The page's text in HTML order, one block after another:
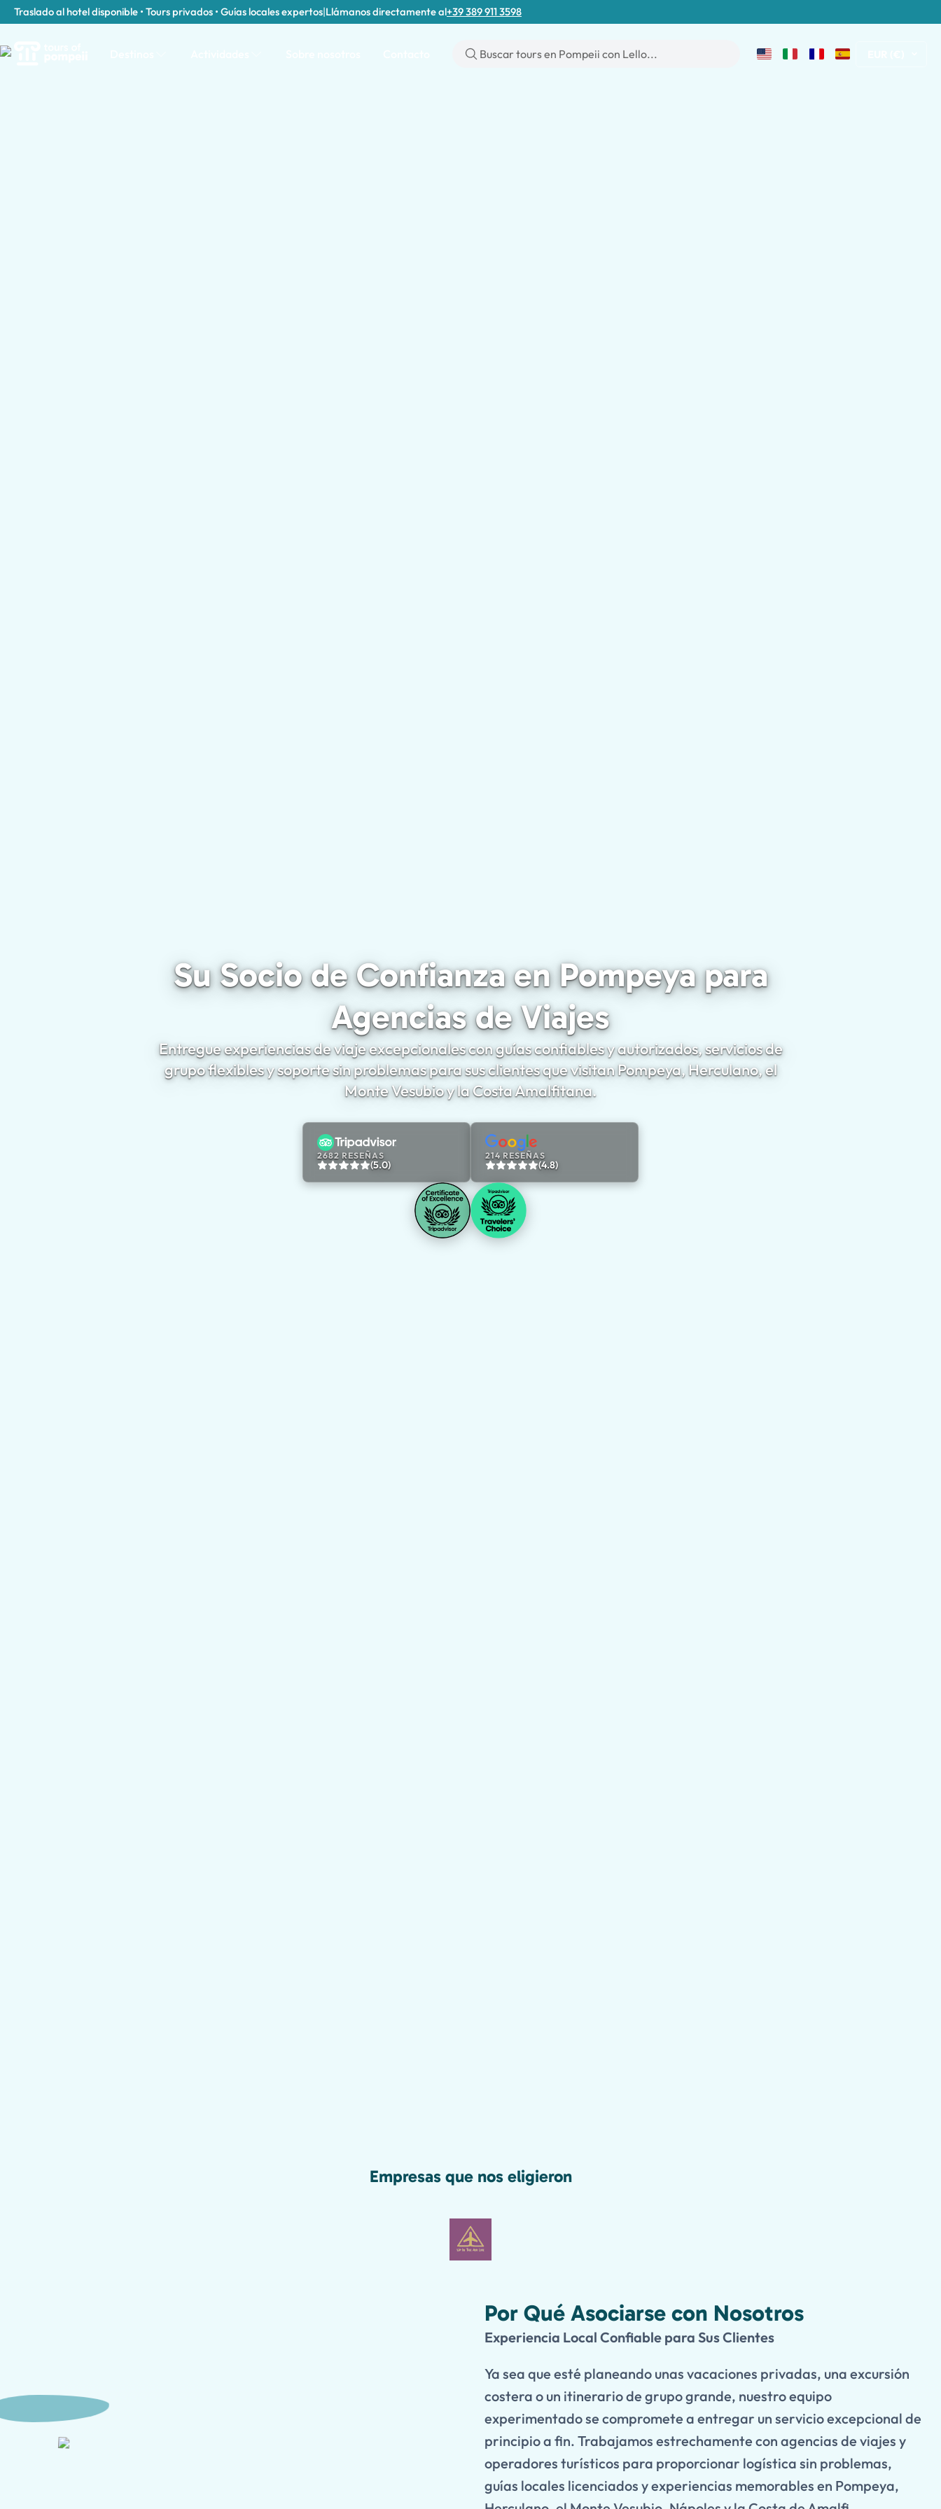
Traslado al hotel disponible • Tours privados • Guías locales expertos|Llámanos directamente al+39 389 911 3598
Su Socio de Confianza en Pompeya para
Agencias de Viajes
Entregue experiencias de viaje excepcionales con guías confiables y autorizados, servicios de
grupo flexibles y soporte sin problemas para sus clientes que visitan Pompeya, Herculano, el
Monte Vesubio y la Costa Amalfitana.
2682 RESEÑAS
(5.0)
214 RESEÑAS
(4.8)
Empresas que nos eligieron
Por Qué Asociarse con Nosotros
Experiencia Local Confiable para Sus Clientes
Ya sea que esté planeando unas vacaciones privadas, una excursión
costera o un itinerario de grupo grande, nuestro equipo
experimentado se compromete a entregar un servicio excepcional de
principio a fin. Trabajamos estrechamente con agencias de viajes y
operadores turísticos para proporcionar logística sin problemas,
guías locales licenciados y experiencias memorables en Pompeya,